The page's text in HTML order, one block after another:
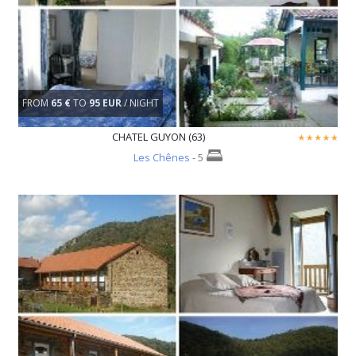
FROM 65 €TO 95 EUR/ NIGHT
CHATEL GUYON (63)
Les Chênes - 5